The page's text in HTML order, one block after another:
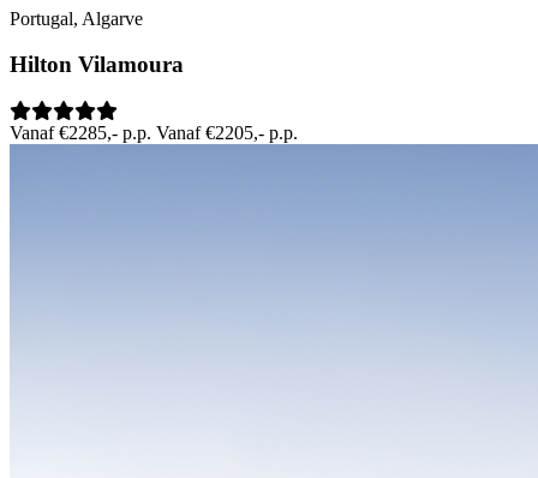
Portugal, Algarve
Hilton Vilamoura
Vanaf €2285,- p.p. Vanaf €2205,- p.p.